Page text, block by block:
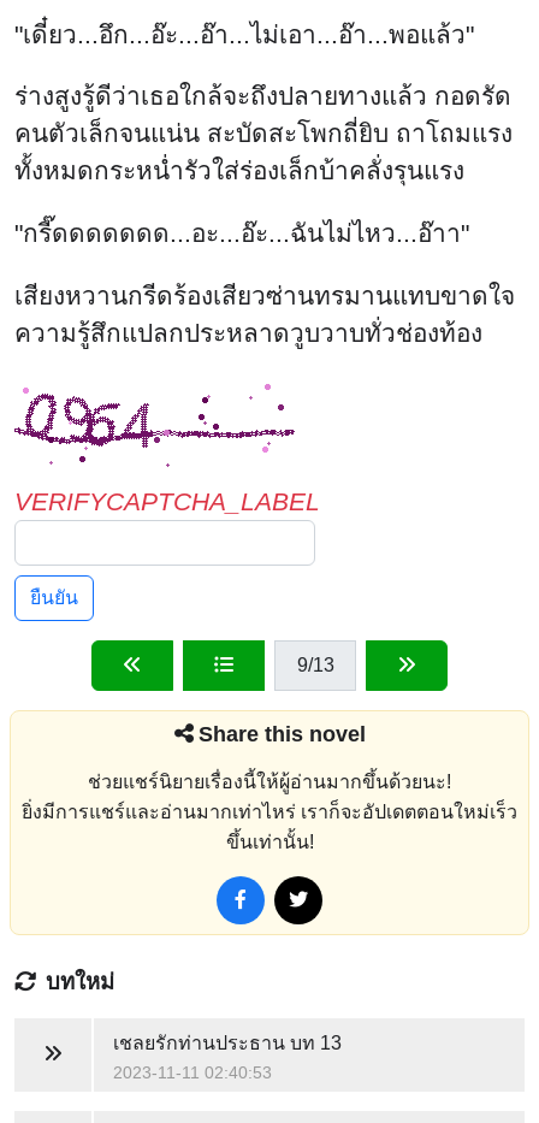
VERIFYCAPTCHA_LABEL
ยืนยัน
9/13
Share this novel
ช่วยแชร์นิยายเรื่องนี้ให้ผู้อ่านมากขึ้นด้วยนะ!
ยิ่งมีการแชร์และอ่านมากเท่าไหร่ เราก็จะอัปเดตตอนใหม่เร็ว
ขึ้นเท่านั้น!
บทใหม่
เชลยรักท่านประธานบท 13
2023-11-11 02:40:53